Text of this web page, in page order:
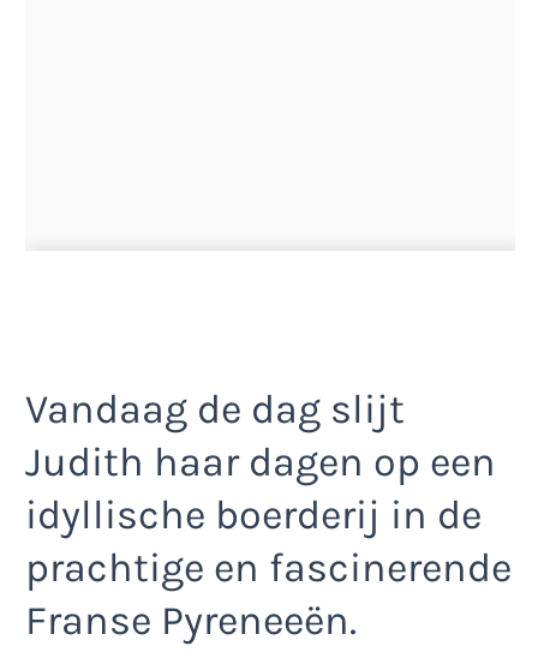
Vandaag de dag slijt
Judith haar dagen op een
idyllische boerderij in de
prachtige en fascinerende
Franse Pyreneeën.